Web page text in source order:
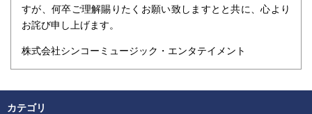
すが、何卒ご理解賜りたくお願い致しますとと共に、心より
お詫び申し上げます。
株式会社シンコーミュージック・エンタテイメント
カテゴリ